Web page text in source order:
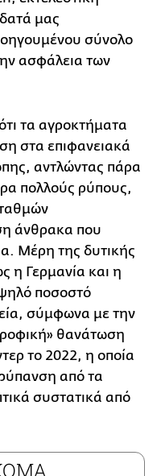
μας
σύνολο
ασφάλεια των
τα αγροκτήματα
στα επιφανειακά
αντλώντας πάρα
πολλούς ρύπους,
άνθρακα που
Μέρη της δυτικής
η Γερμανία και η
ποσοστό
σύμφωνα με την
θανάτωση
το 2022, η οποία
από τα
συστατικά από